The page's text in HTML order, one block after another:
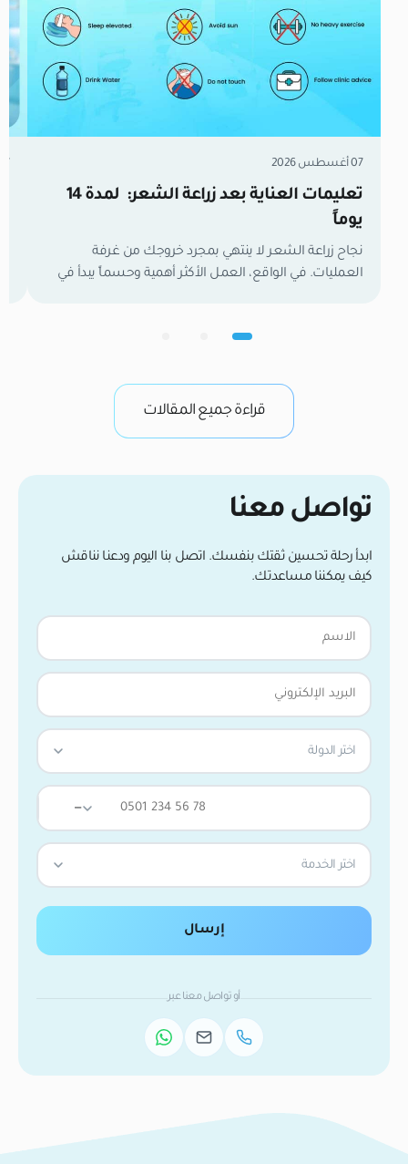
07 أغسطس 2026
تعليمات العناية بعد زراعة الشعر: لمدة 14
يوماً
نجاح زراعة الشعر لا ينتهي بمجرد خروجك من غرفة
العمليات. في الواقع، العمل الأكثر أهمية وحسماً يبدأ في
تكون بصيلات الشعر الجديدة كائنات حية وهشة تعمل
من واقع خبرتنا […]
قراءة جميع المقالات
تواصل معنا
ابدأ رحلة تحسين ثقتك بنفسك. اتصل بنا اليوم ودعنا نناقش
كيف يمكننا مساعدتك.
اختر الدولة
—
اختر الخدمة
إرسال
أو تواصل معنا عبر